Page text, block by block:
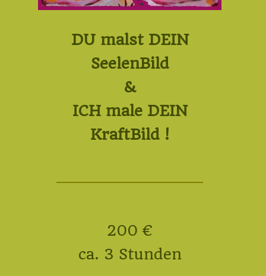
DU malst DEIN
SeelenBild
&
ICH male DEIN
KraftBild !
200 €
ca. 3 Stunden